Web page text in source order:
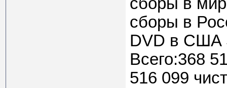
сборы в
сборы в
DVD в США
Всего:368
516 099